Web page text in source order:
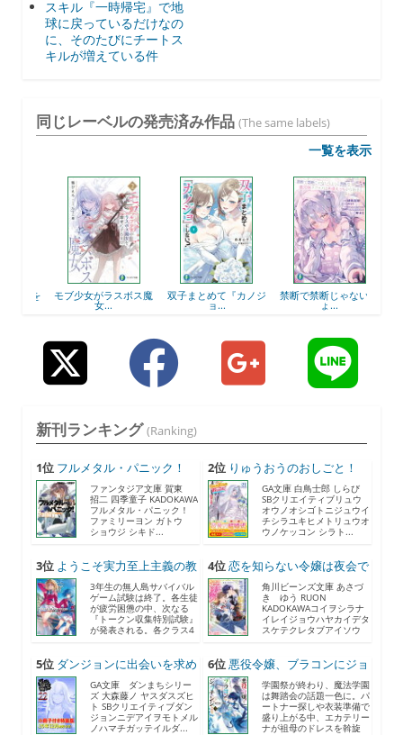
スキル『一時帰宅』で地
球に戻っているだけなの
に、そのたびにチートス
キルが増えている件
同じレーベルの発売済み作品 (The same labels)
一覧を表示
モブ少女がラスボス魔
女...
双子まとめて『カノジ
ョ...
禁断で禁断じゃないち
ょ...
新刊ランキング (Ranking)
1位 フルメタル・パニック！
F...
ファンタジア文庫 賀東
招二 四季童子 KADOKAWA
フルメタル・パニック！
ファミリーヨン ガトウ
ショウジ シキド...
2位 りゅうおうのおしごと！
21...
GA文庫 白鳥士郎 しらび
SBクリエイティブリュウ
オウノオシゴトニジュウイ
チシラユキヒメトリュウオ
ウノケッコン シラト...
3位 ようこそ実力至上主義の教
室...
3年生の無人島サバイバル
ゲーム試験は終了。各生徒
が疲労困憊の中、次なる
『トークン収集特別試験』
が発表される。各クラス4
4位恋を知らない令嬢は夜会で
助...
角川ビーンズ文庫 あさづ
き ゆう RUON
KADOKAWAコイヲシラナ
イレイジョウハヤカイデタ
スケテクレタブアイソウ
5位 ダンジョンに出会いを求め
る...
GA文庫 ダンまちシリー
ズ 大森藤ノ ヤスダスズヒ
ト SBクリエイティブダン
ジョンニデアイヲモトメル
ノハマチガッテイルダ...
6位悪役令嬢、ブラコンにジョ
ブ...
学園祭が終わり、魔法学園
は舞踏会の話題一色に。パ
ートナー探しや衣装準備で
盛り上がる中、エカテリー
ナが祖母のドレスを斡旋